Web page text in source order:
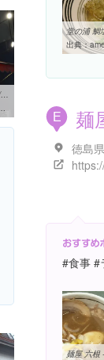
出典：
麺王 徳島駅前本店 （めんおう） - 徳島/ラーメン [食べログ]
E 麺
徳島
#食事 #